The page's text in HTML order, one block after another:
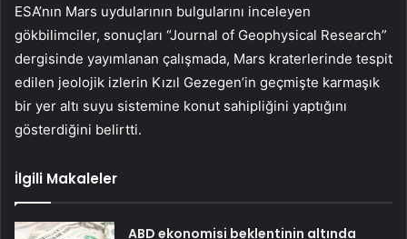
ESA’nın Mars uydularının bulgularını inceleyen
gökbilimciler, sonuçları “Journal of Geophysical Research”
dergisinde yayımlanan çalışmada, Mars kraterlerinde tespit
edilen jeolojik izlerin Kızıl Gezegen’in geçmişte karmaşık
bir yer altı suyu sistemine konut sahipliğini yaptığını
gösterdiğini belirtti.
İlgili Makaleler
ABD ekonomisi beklentinin altında